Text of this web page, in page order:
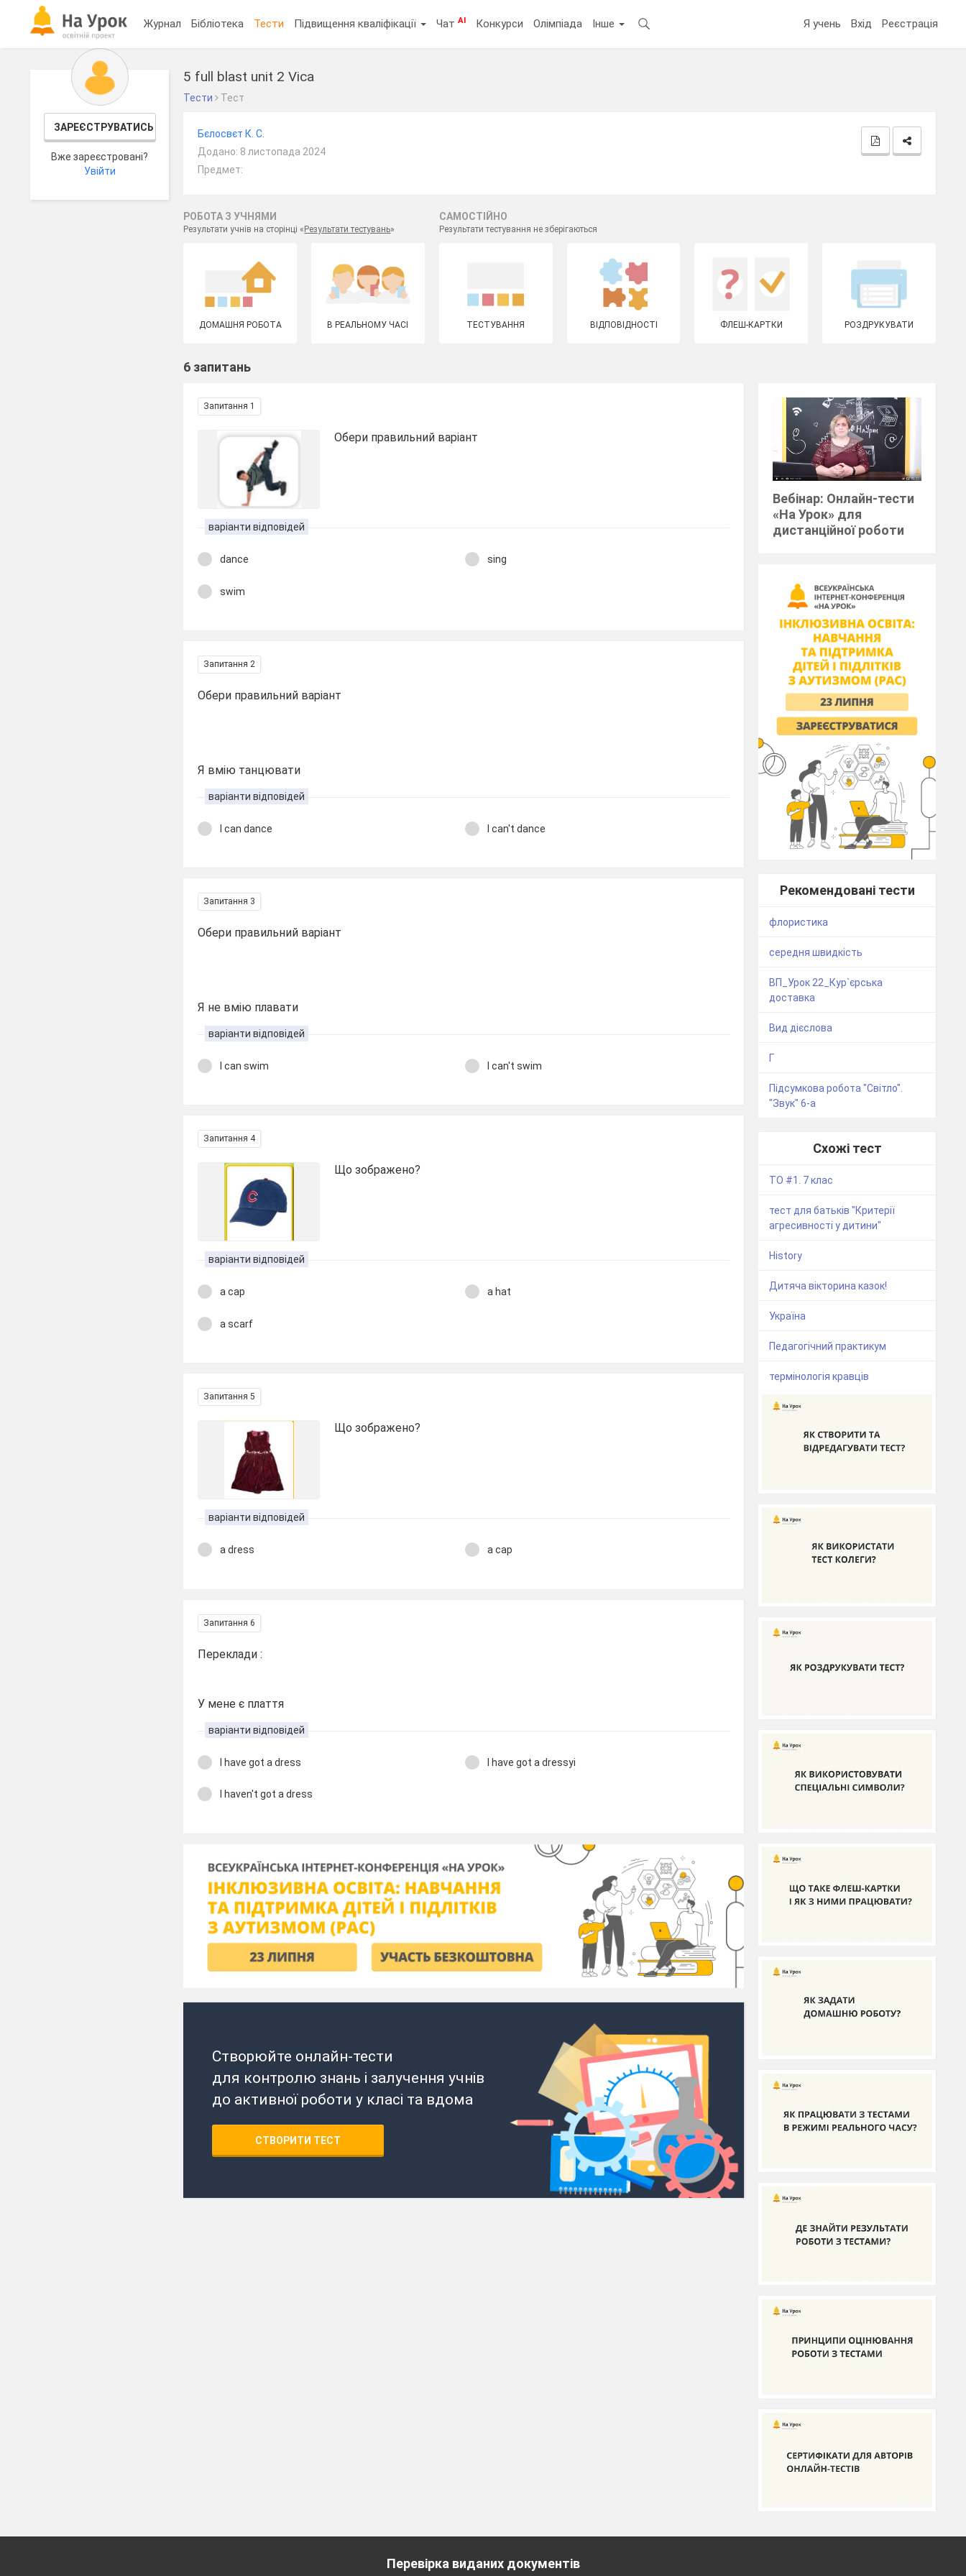
Журнал Бібліотека Тести Підвищення кваліфікації ЧатAI Конкурси Олімпіада Інше Я учень Вхід Реєстрація
ЗАРЕЄСТРУВАТИСЬ
Вже зареєстровані?
Увійти
5 full blast unit 2 Vica
Тести Тест
Бєлосвєт К. С.
Додано: 8 листопада 2024
Предмет:
РОБОТА З УЧНЯМИ
Результати учнів на сторінці « Результати тестувань»
САМОСТІЙНО
Результати тестування не зберігаються
ДОМАШНЯ РОБОТА В РЕАЛЬНОМУ ЧАСІ ТЕСТУВАННЯ ВІДПОВІДНОСТІ ФЛЕШ-КАРТКИ РОЗДРУКУВАТИ
6 запитань
Запитання 1
Обери правильний варіант
варіанти відповідей
dance sing
swim
Запитання 2
Обери правильний варіант
Я вмію танцювати
варіанти відповідей
I can dance I can't dance
Запитання 3
Обери правильний варіант
Я не вмію плавати
варіанти відповідей
I can swim I can't swim
Запитання 4
Що зображено?
варіанти відповідей
a cap a hat
a scarf
Запитання 5
Що зображено?
варіанти відповідей
a dress a cap
Запитання 6
Переклади :
У мене є плаття
варіанти відповідей
I have got a dress I have got a dressуі
I haven't got a dress
Створюйте онлайн-тести
для контролю знань і залучення учнів
до активної роботи у класі та вдома
СТВОРИТИ ТЕСТ
Вебінар: Онлайн-тести
«На Урок» для
дистанційної роботи
Рекомендовані тести
флористика
середня швидкість
ВП_Урок 22_Кур`єрська
доставка
Вид дієслова
Г
Підсумкова робота "Світло".
"Звук" 6-а
Схожі тест
ТО #1. 7 клас
тест для батьків "Критерії
агресивності у дитини"
History
Дитяча вікторина казок!
Україна
Педагогічний практикум
термінологія кравців
Перевірка виданих документів